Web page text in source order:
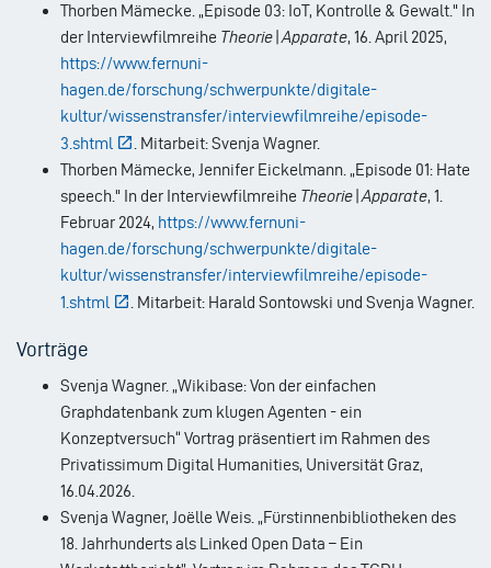
Thorben Mämecke. „Episode 03: IoT, Kontrolle & Gewalt." In
der Interviewfilmreihe Theorie|Apparate, 16. April 2025,
https://www.fernuni-
hagen.de/forschung/schwerpunkte/digitale-
kultur/wissenstransfer/interviewfilmreihe/episode-
3.shtml
. Mitarbeit: Svenja Wagner.
Thorben Mämecke, Jennifer Eickelmann. „Episode 01: Hate
speech." In der Interviewfilmreihe Theorie|Apparate, 1.
Februar 2024, https://www.fernuni-
hagen.de/forschung/schwerpunkte/digitale-
kultur/wissenstransfer/interviewfilmreihe/episode-
1.shtml
. Mitarbeit: Harald Sontowski und Svenja Wagner.
Vorträge
Svenja Wagner. „Wikibase: Von der einfachen
Graphdatenbank zum klugen Agenten - ein
Konzeptversuch“ Vortrag präsentiert im Rahmen des
Privatissimum Digital Humanities, Universität Graz,
16.04.2026.
Svenja Wagner, Joëlle Weis. „Fürstinnenbibliotheken des
18. Jahrhunderts als Linked Open Data – Ein